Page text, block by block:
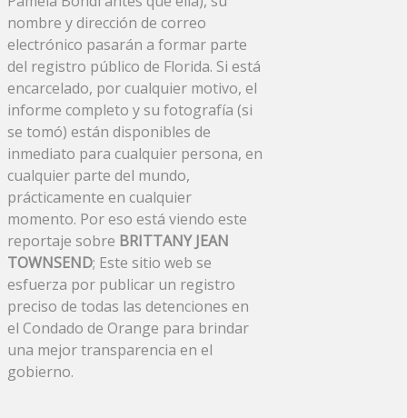
nombre y dirección de correo
electrónico pasarán a formar parte
del registro público de Florida. Si está
encarcelado, por cualquier motivo, el
informe completo y su fotografía (si
se tomó) están disponibles de
inmediato para cualquier persona, en
cualquier parte del mundo,
prácticamente en cualquier
momento. Por eso está viendo este
reportaje sobre BRITTANY JEAN
TOWNSEND; Este sitio web se
esfuerza por publicar un registro
preciso de todas las detenciones en
el Condado de Orange para brindar
una mejor transparencia en el
gobierno.